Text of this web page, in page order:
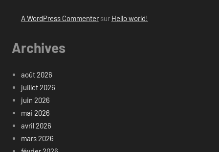
A WordPress Commentersur Hello world!
Archives
août 2026
juillet 2026
juin 2026
mai 2026
avril 2026
mars 2026